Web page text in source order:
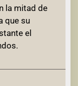
la mitad de
que su
el